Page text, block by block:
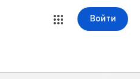
Войти